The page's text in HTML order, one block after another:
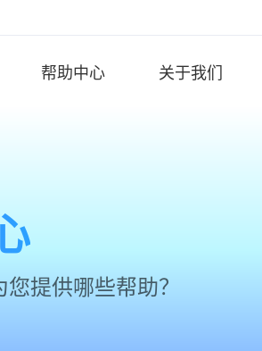
帮助中心 关于我们
提供哪些帮助？